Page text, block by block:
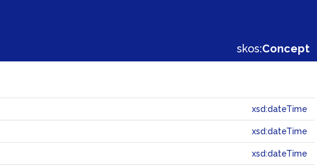
skos:Concept
xsd:dateTime
xsd:dateTime
xsd:dateTime